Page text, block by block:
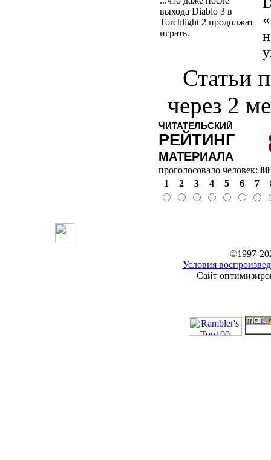
выхода Diablo 3 в
Torchlight 2 продолжат
играть.
Статьи
через 2
ЧИТАТЕЛЬСКИЙ
РЕЙТИНГ
МАТЕРИАЛА
проголосовало человек: 80
1
2 3 4 5 6 7
©1997-
Условия
Сайт